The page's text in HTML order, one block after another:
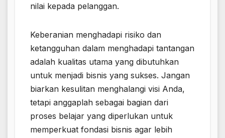
nilai kepada pelanggan.
Keberanian menghadapi risiko dan
ketangguhan dalam menghadapi tantangan
adalah kualitas utama yang dibutuhkan
untuk menjadi bisnis yang sukses. Jangan
biarkan kesulitan menghalangi visi Anda,
tetapi anggaplah sebagai bagian dari
proses belajar yang diperlukan untuk
memperkuat fondasi bisnis agar lebih